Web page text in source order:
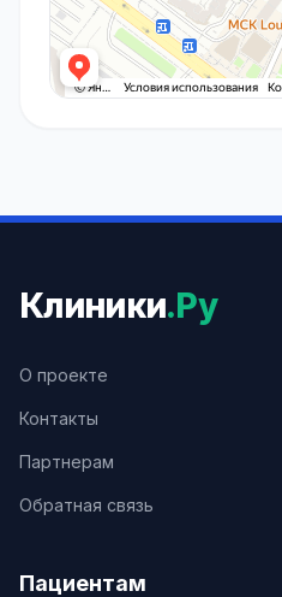
Клиники.Ру
О проекте
Контакты
Партнерам
Обратная связь
Пациентам